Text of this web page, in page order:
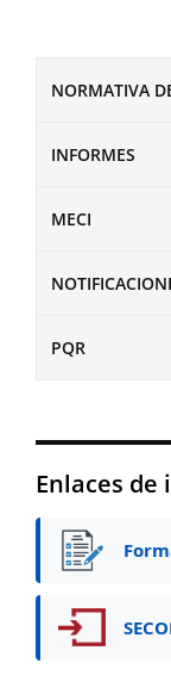
NORMATIVA
INFORMES
MECI
PQR
Enlaces de